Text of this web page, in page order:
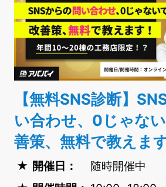
【無料SNS診断】
い合わせ、0じゃな
善策、無料で教えま
開催日：
随時開催中